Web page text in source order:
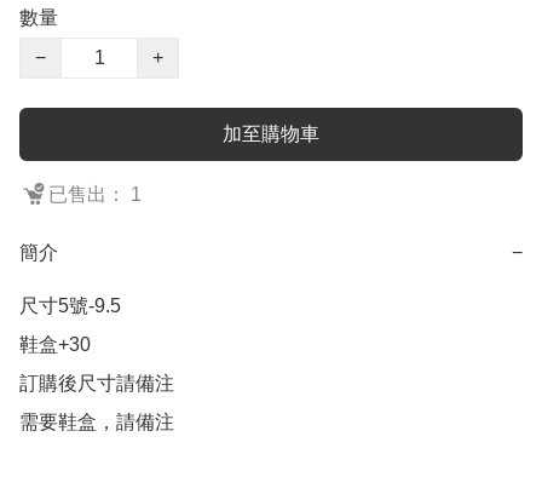
數量
−
+
加至購物車
已售出： 1
簡介 −
尺寸5號-9.5
鞋盒+30
訂購後尺寸請備注
需要鞋盒，請備注